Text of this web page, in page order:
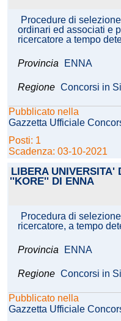
Procedure di
ordinari ed associati e
ricercatore a tempo
Provincia ENNA
Regione Concorsi in
Pubblicato nella
Gazzetta Ufficiale
Posti: 1
Scadenza: 03-10-2021
LIBERA UNIVERSITA'
''KORE'' DI ENNA
Procedura di
ricercatore, a tempo
Provincia ENNA
Regione Concorsi in
Pubblicato nella
Gazzetta Ufficiale